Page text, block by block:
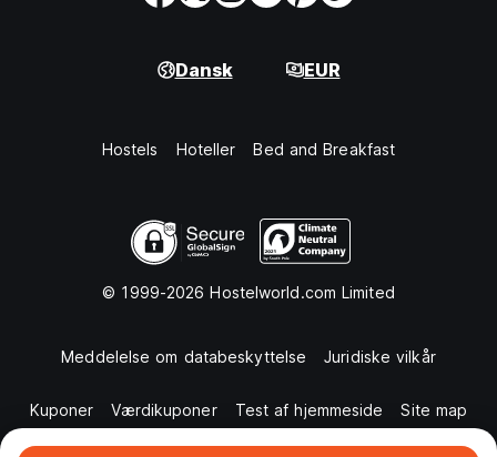
Dansk EUR
Hostels Hoteller Bed and Breakfast
© 1999-2026 Hostelworld.com Limited
Meddelelse om databeskyttelse Juridiske vilkår
Kuponer Værdikuponer Test af hjemmeside Site map